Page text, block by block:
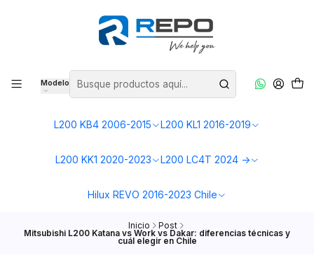
Modelo
L200 KB4 2006-2015 L200 KL1 2016-2019
L200 KK1 2020-2023 L200 LC4T 2024 ->
Hilux REVO 2016-2023 Chile
Inicio Post
Mitsubishi L200 Katana vs Work vs Dakar: diferencias técnicas y
cuál elegir en Chile